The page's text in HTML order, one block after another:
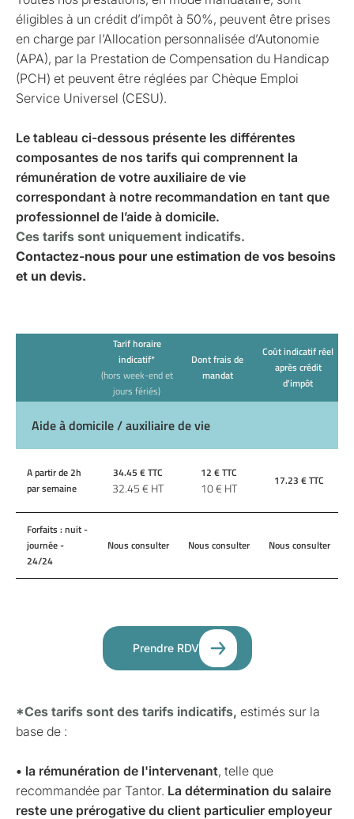
éligibles à un crédit d’impôt à 50%, peuvent être prises
en charge par l’Allocation personnalisée d’Autonomie
(APA), par la Prestation de Compensation du Handicap
(PCH) et peuvent être réglées par Chèque Emploi
Service Universel (CESU).
Le tableau ci-dessous présente les différentes
composantes de nos tarifs qui comprennent la
rémunération de votre auxiliaire de vie
correspondant à notre recommandation en tant que
professionnel de l’aide à domicile.
Ces tarifs sont uniquement indicatifs.
Contactez-nous pour une estimation de vos besoins
et un devis.
Tarif horaire
indicatif*
(hors week-end et
jours fériés)
Dont frais de
mandat
Coût indicatif réel
après crédit
d'impôt
Aide à domicile / auxiliaire de vie
A partir de 2h
par semaine
34.45 € TTC
32.45€ HT
12 € TTC
10€ HT 17.23 € TTC
Forfaits : nuit -
journée -
24/24
Nous consulter Nous consulter Nous consulter
Prendre RDV
*Ces tarifs sont des tarifs indicatifs, estimés sur la
base de :
• la rémunération de l'intervenant, telle que
recommandée par Tantor. La détermination du salaire
reste une prérogative du client particulier employeur